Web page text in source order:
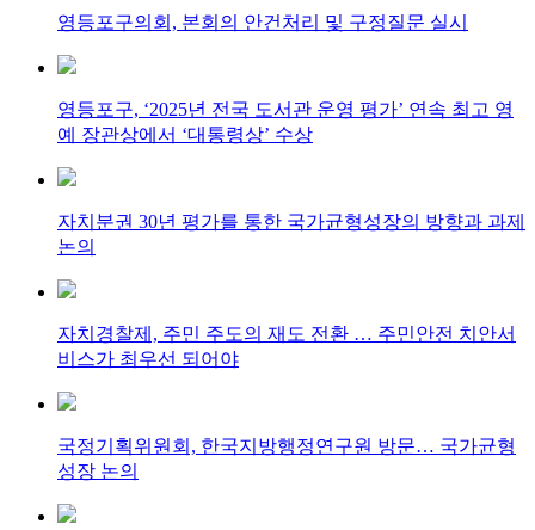
영등포구의회, 본회의 안건처리 및 구정질문 실시
영등포구, ‘2025년 전국 도서관 운영 평가’ 연속 최고 영
예 장관상에서 ‘대통령상’ 수상
자치분권 30년 평가를 통한 국가균형성장의 방향과 과제
논의
자치경찰제, 주민 주도의 재도 전환 … 주민안전 치안서
비스가 최우선 되어야
국정기획위원회, 한국지방행정연구원 방문… 국가균형
성장 논의